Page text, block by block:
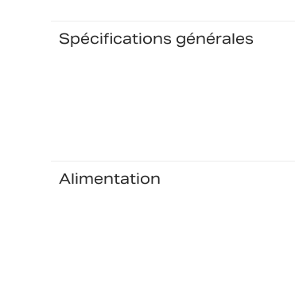
Spécifications générales
Alimentation